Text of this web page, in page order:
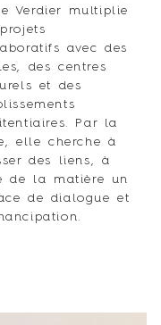
Verdier multiplie
avec des
des centres
et des
Par la
elle cherche à
des liens, à
de la matière un
de dialogue et